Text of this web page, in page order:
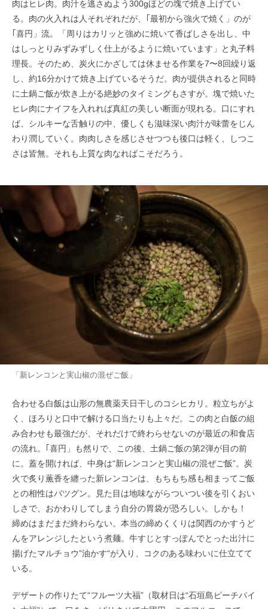
肉はヒレ肉。肉汁を逃さぬよう300gほどの塊で焼き上げてい
る。肉の火入れは人それぞれだが、｢最初から強火で焼く」のが
｢喜円」流。「周りはカリッと強めに焼いて香ばしさを出し、中
はしっとりみずみずしく仕上がるように焼いています」と丸子料
理長。そのため、炭火にかざしては休ませる作業を7〜8回繰り返
し、約16分かけて焼き上げているそうだ。肉が提供されると同時
に土鍋ご飯が炊き上がる絶妙のタイミングもさすが。塊で焼いた
ヒレ肉にナイフを入れれば真紅の美しい断面が現れる。口にすれ
ば、シルキーな舌触りの中、優しくも滋味深い肉汁が味蕾をじん
わり潤していく。肉肉しさを感じさせつつも後口は軽く、しつこ
さは皆無。それも上質な肉なればこそだろう。
「新レンコンと実山椒の混ぜご飯」
合わせる白飯は山形の無農薬天日干しのコシヒカリ。粒立ちがよ
く、ほろりと口中で解ける口当たりも上々だ。この肉と白飯の組
み合わせも最強だが、それだけで終わらせないのが最近の和食店
の流れ。｢喜円」も然りで、この後、土鍋ご飯の第2弾が目の前
に。蓋を開ければ、中身は“新レンコンと実山椒の混ぜご飯”。炭
火で炙り薫香を纏った新レンコンは、もちもち感も相まってご飯
との相性はバツグン。見た目は地味ながらついつい後を引くおい
しさで、おかわりしてしまう自分の胃袋が恐ろしい。しかも！
締めはまだまだ終わらない。本当の締めくくりは関西のかすうど
んをアレンジしたという煮麺。牛すじとすっぽんでとった出汁に
揚げたマルチョウ”油かす“が入り、コクのある味わいに仕立てて
いる。
デザートの作りたて“フルーツ大福”（取材日は“石垣島ピーチパイ